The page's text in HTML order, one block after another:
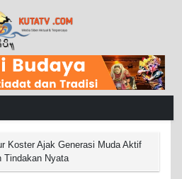
Koster Ajak Generasi Muda Aktif
Tindakan Nyata